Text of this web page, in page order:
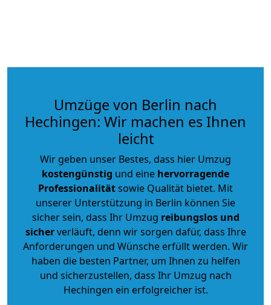
Umzüge von Berlin nach
Hechingen: Wir machen es Ihnen
leicht
Wir geben unser Bestes, dass hier Umzug
kostengünstig und eine hervorragende
Professionalitätsowie Qualität bietet. Mit
unserer Unterstützung in Berlin können Sie
sicher sein, dass Ihr Umzug reibungslos und
sicherverläuft, denn wir sorgen dafür, dass Ihre
Anforderungen und Wünsche erfüllt werden. Wir
haben die besten Partner, um Ihnen zu helfen
und sicherzustellen, dass Ihr Umzug nach
Hechingen ein erfolgreicher ist.